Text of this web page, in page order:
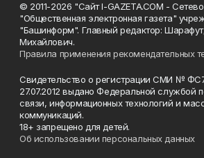
© 2011-2026 "Сайт I-GAZETA.COM -
"Общественная электронная газета"
"Башинформ". Главный редактор:
Михайлович.
Правила применения рекомендательных
Свидетельство о регистрации СМИ №
27.07.2012 выдано Федеральной службой
связи, информационных технологий и
коммуникаций.
18+ запрещено для детей.
Об использовании персональных данных